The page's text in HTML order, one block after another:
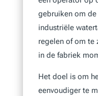
gebruiken om
industriële
regelen of om te
in de fabriek
Het doel is om
eenvoudiger te